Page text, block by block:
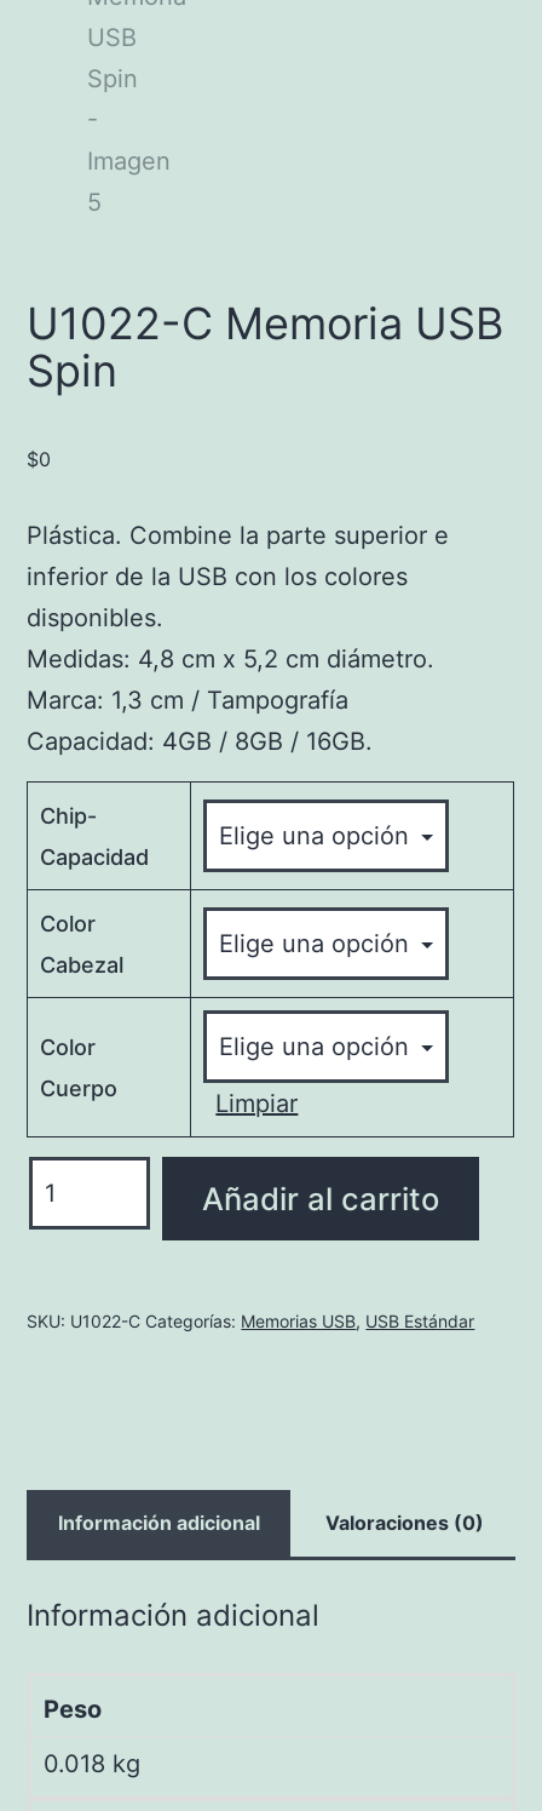
U1022-C Memoria USB
Spin
$0
Plástica. Combine la parte superior e
inferior de la USB con los colores
disponibles.
Medidas: 4,8 cm x 5,2 cm diámetro.
Marca: 1,3 cm / Tampografía
Capacidad: 4GB / 8GB / 16GB.
Chip-
Capacidad
Color
Cabezal
Color
Cuerpo
Limpiar
Spin
Añadir al carrito
SKU: U1022-C Categorías: Memorias USB, USB Estándar
Información adicional Valoraciones (0)
Información adicional
Peso
0.018 kg